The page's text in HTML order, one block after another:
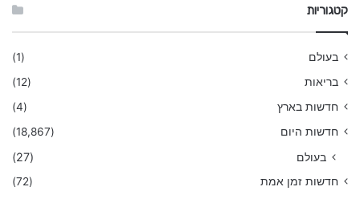
קטגוריות
בעולם
(1)
בריאות
(12)
חדשות בארץ
(4)
חדשות היום
(18,867)
בעולם (27)
חדשות זמן אמת
(72)